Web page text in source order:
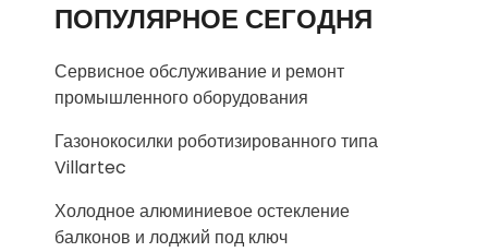
ПОПУЛЯРНОЕ СЕГОДНЯ
Сервисное обслуживание и ремонт
промышленного оборудования
Газонокосилки роботизированного типа
Villartec
Холодное алюминиевое остекление
балконов и лоджий под ключ